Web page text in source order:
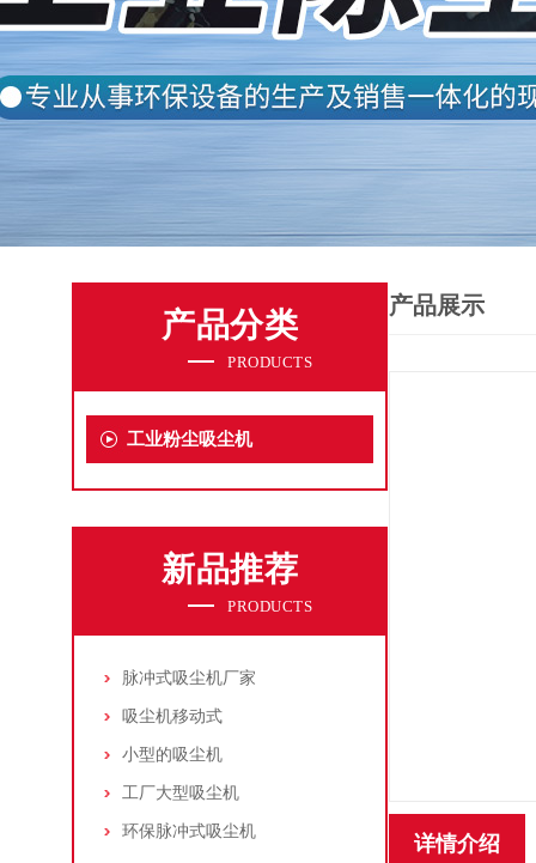
产品分类
PRODUCTS
工业粉尘吸尘机
新品推荐
PRODUCTS
脉冲式吸尘机厂家
吸尘机移动式
小型的吸尘机
工厂大型吸尘机
环保脉冲式吸尘机
产品展示
详情介绍